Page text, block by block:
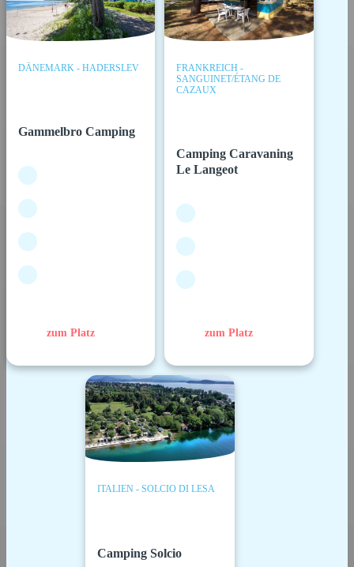
DÄNEMARK - HADERSLEV
Gammelbro Camping
zum Platz
FRANKREICH -
SANGUINET/ÉTANG DE
CAZAUX
Camping Caravaning
Le Langeot
zum Platz
ITALIEN - SOLCIO DI LESA
Camping Solcio